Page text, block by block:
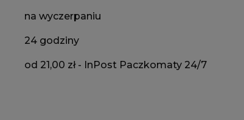
na wyczerpaniu
24 godziny
od 21,00 zł - InPost Paczkomaty 24/7